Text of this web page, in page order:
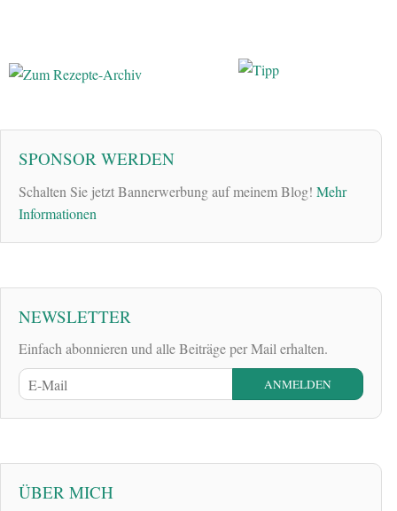
SPONSOR WERDEN
Schalten Sie jetzt Bannerwerbung auf meinem Blog! Mehr
Informationen
NEWSLETTER
Einfach abonnieren und alle Beiträge per Mail erhalten.
ÜBER MICH